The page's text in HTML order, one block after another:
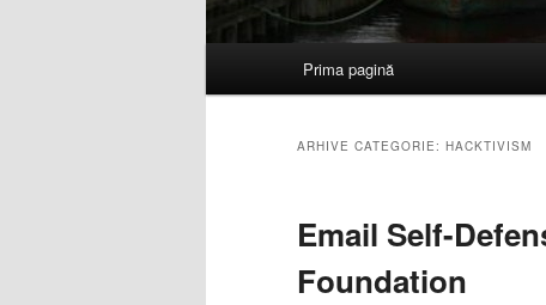
Sari
principal
Sari
secundar
Prima pagină
ARHIVE CATEGORIE: HACKTIVISM
Email Self-
Foundation